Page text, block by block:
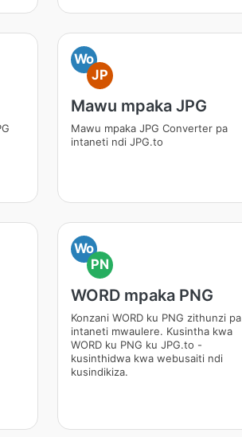
Wo
JP
Mawu mpaka JPG
Mawu mpaka JPG Converter pa
intaneti ndi JPG.to
Wo
PN
WORD mpaka PNG
Konzani WORD ku PNG zithunzi pa
intaneti mwaulere. Kusintha kwa
WORD ku PNG ku JPG.to -
kusinthidwa kwa webusaiti ndi
kusindikiza.